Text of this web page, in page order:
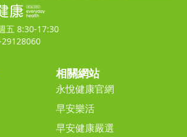
五 8:30-17:30
相關網站
永悅健康官網
早安樂活
早安健康嚴選